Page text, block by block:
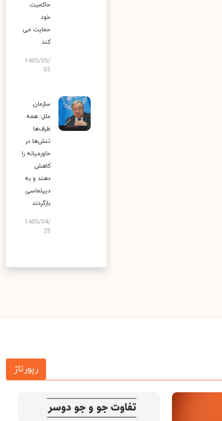
حاکمیت
خود
حمایت می
کند
1405/05/
03
سازمان
ملل: همه
طرف‌ها
تنش‌ها در
خاورمیانه را
کاهش
دهند و به
دیپلماسی
بازگردند
1405/04/
25
رپورتاژ